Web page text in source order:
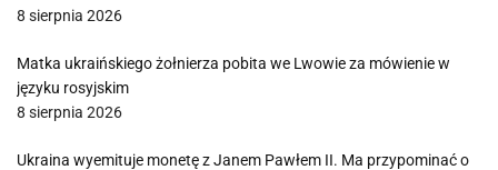
8 sierpnia 2026
Matka ukraińskiego żołnierza pobita we Lwowie za mówienie w
języku rosyjskim
8 sierpnia 2026
Ukraina wyemituje monetę z Janem Pawłem II. Ma przypominać o